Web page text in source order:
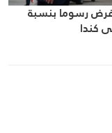
رسوما بنسبة